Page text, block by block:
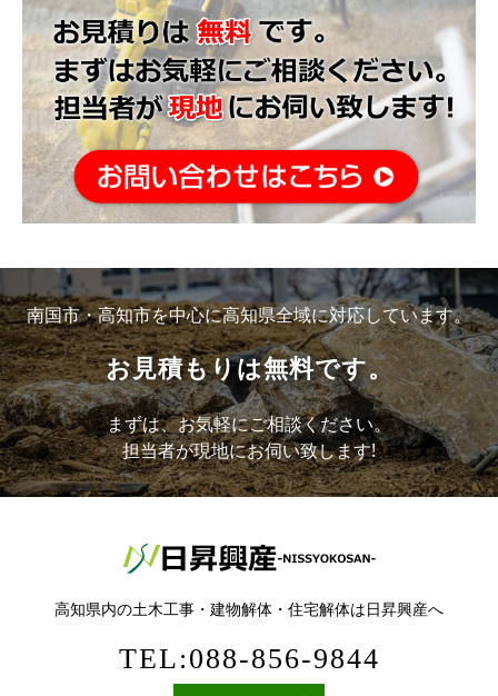
南国市・高知市を中心に高知県全域に対応しています。
お見積もりは無料です。
まずは、お気軽にご相談ください。
担当者が現地にお伺い致します!
高知県内の土木工事・建物解体・住宅解体は日昇興産へ
TEL:088-856-9844